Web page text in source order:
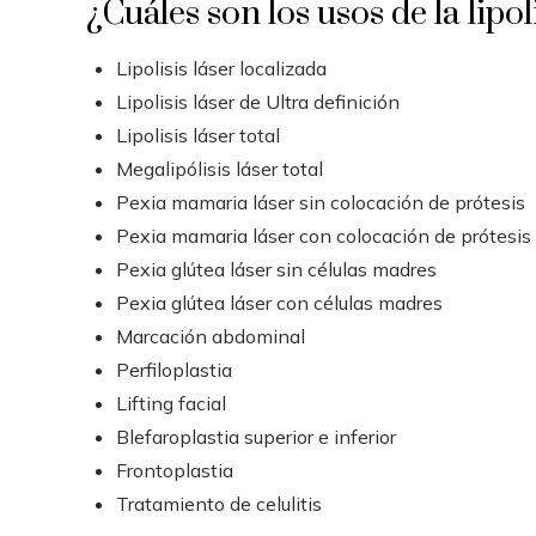
¿Cuáles son los usos de la
Lipolisis láser localizada
Lipolisis láser de Ultra definición
Lipolisis láser total
Megalipólisis láser total
Pexia mamaria láser sin colocación de prótesis
Pexia mamaria láser con colocación de prótesis
Pexia glútea láser sin células madres
Pexia glútea láser con células madres
Marcación abdominal
Perfiloplastia
Lifting facial
Blefaroplastia superior e inferior
Frontoplastia
Tratamiento de celulitis